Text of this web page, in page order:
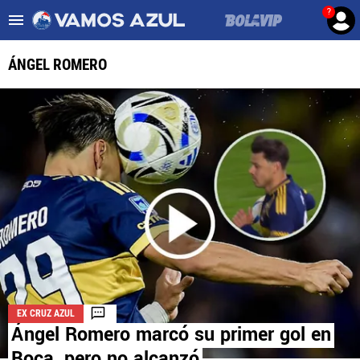
?
Es tendencia
ULTIMAS NOTICIAS
LEAGUES CUP
LIGA MX
FEMENIL
FUERZAS BÁSICAS
MERCADO DE FICHAJES
OPINIÓN
ÁNGEL ROMERO
EX CRUZ AZUL
Ángel Romero marcó su primer gol en